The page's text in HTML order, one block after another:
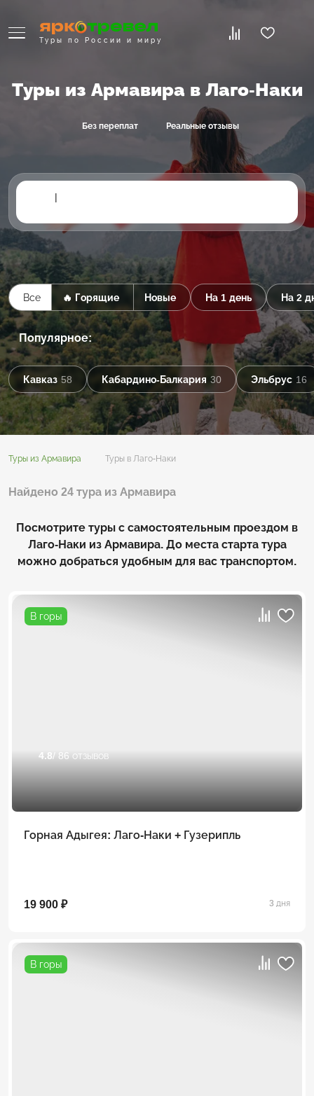
Туры по России и миру
Туры из Армавира в Лаго-Наки
Без переплат Реальные отзывы
|
Все 🔥 Горящие Новые На 1 день На 2
Популярное:
Кавказ 58 Кабардино-Балкария 30 Эльбрус 16
Туры из Армавира Туры в Лаго-Наки
Найдено 24 тура из Армавира
Посмотрите туры с самостоятельным проездом в
Лаго-Наки из Армавира. До места старта тура
можно добраться удобным для вас транспортом.
В горы
4.8/ 86 отзывов
Горная Адыгея: Лаго-Наки + Гузерипль
19 900 ₽ 3 дня
В горы